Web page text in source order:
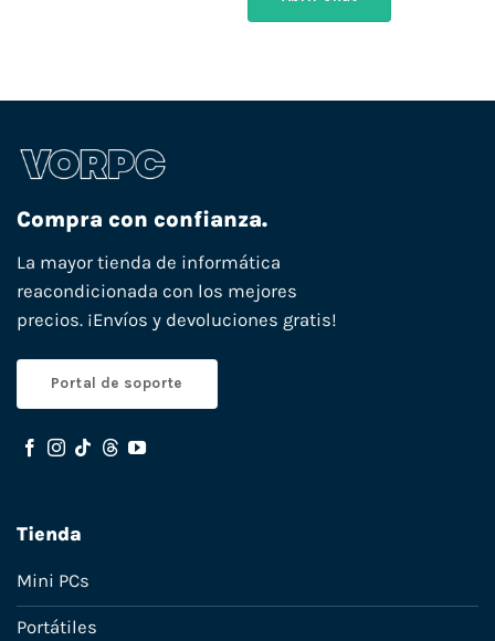
Compra con confianza.
La mayor tienda de informática
reacondicionada con los mejores
precios. ¡Envíos y devoluciones gratis!
Portal de soporte
Tienda
Mini PCs
Portátiles